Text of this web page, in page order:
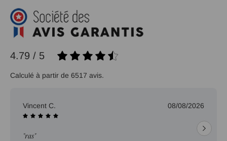
4.79 / 5
Calculé à partir de 6517 avis.
Vincent C. 08/08/2026
"ras"